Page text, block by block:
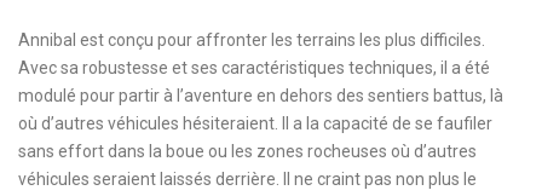
Annibal est conçu pour affronter les terrains les plus difficiles.
Avec sa robustesse et ses caractéristiques techniques, il a été
modulé pour partir à l’aventure en dehors des sentiers battus, là
où d’autres véhicules hésiteraient. Il a la capacité de se faufiler
sans effort dans la boue ou les zones rocheuses où d’autres
véhicules seraient laissés derrière. Il ne craint pas non plus le